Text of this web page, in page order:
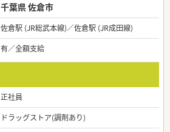
千葉県 佐倉市
佐倉駅 (JR総武本線)／佐倉駅 (JR成田線)
有／全額支給
正社員
ドラッグストア(調剤あり)